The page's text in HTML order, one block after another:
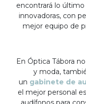
encontrará lo
innovadoras, con
mejor equipo de
En Óptica Tábora
y moda,
un gabinete de
el mejor personal